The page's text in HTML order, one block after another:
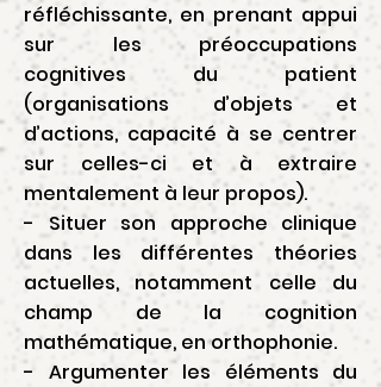
réfléchissante, en prenant appui
sur les préoccupations
cognitives du patient
(organisations d’objets et
d’actions, capacité à se centrer
sur celles-ci et à extraire
mentalement à leur propos).
- Situer son approche clinique
dans les différentes théories
actuelles, notamment celle du
champ de la cognition
mathématique, en orthophonie.
- Argumenter les éléments du